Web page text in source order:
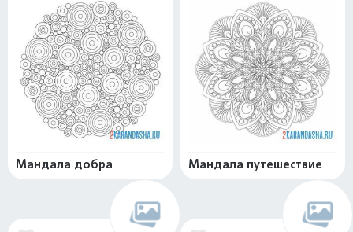
Мандала добра Мандала путешествие